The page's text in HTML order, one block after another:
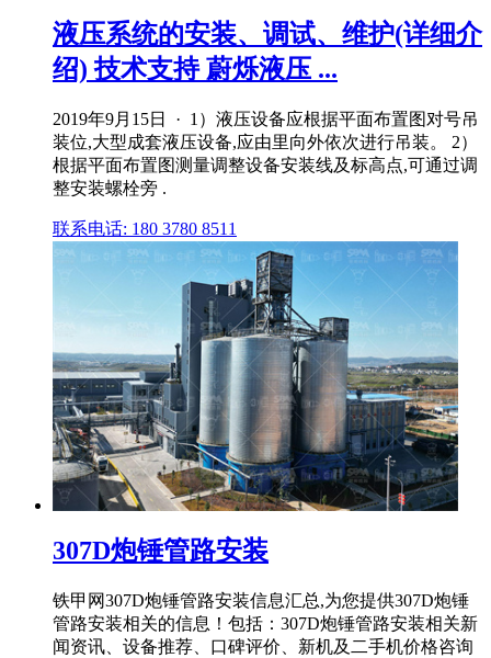
液压系统的安装、调试、维护(详细介
绍) 技术支持 蔚烁液压 ...
2019年9月15日 · 1）液压设备应根据平面布置图对号吊
装位,大型成套液压设备,应由里向外依次进行吊装。 2）
根据平面布置图测量调整设备安装线及标高点,可通过调
整安装螺栓旁 .
联系电话: 180 3780 8511
307D炮锤管路安装
铁甲网307D炮锤管路安装信息汇总,为您提供307D炮锤
管路安装相关的信息！包括：307D炮锤管路安装相关新
闻资讯、设备推荐、口碑评价、新机及二手机价格咨询